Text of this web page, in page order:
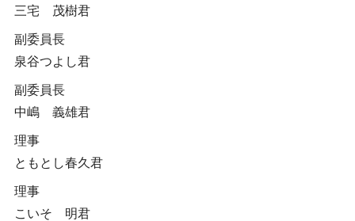
三宅 茂樹君
副委員長
泉谷つよし君
副委員長
中嶋 義雄君
理事
ともとし春久君
理事
こいそ 明君